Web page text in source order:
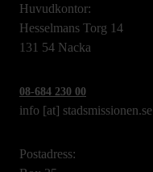
Huvudkontor:
Hesselmans Torg 14
131 54 Nacka
08-684 230 00
info [at] stadsmissionen.se
Postadress: